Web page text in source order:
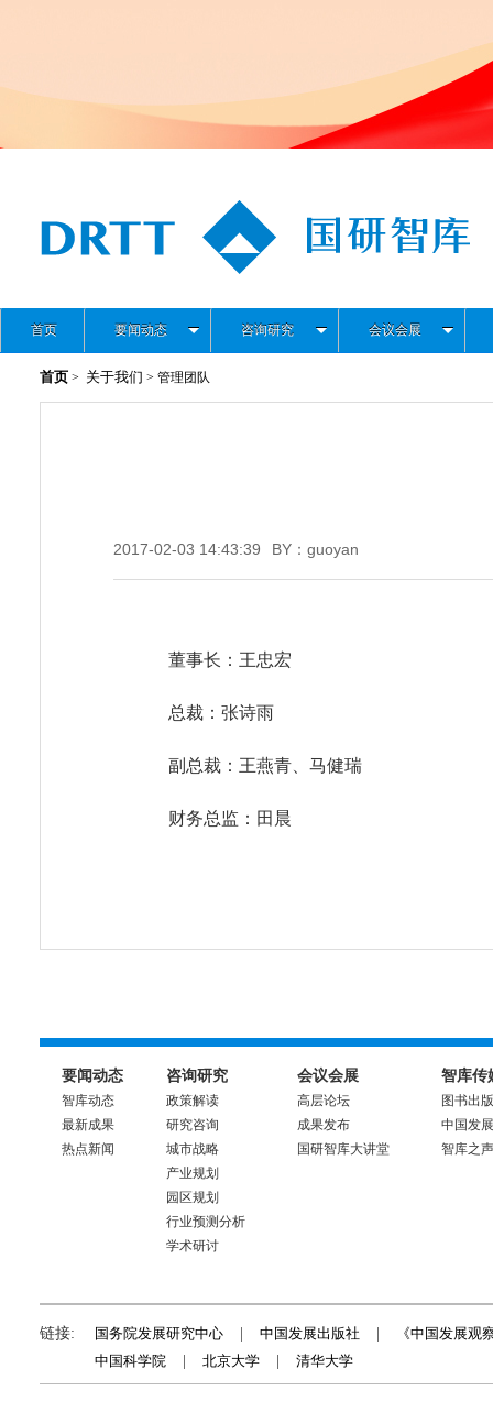
首页 要闻动态 咨询研究 会议会展
首页 > 关于我们 > 管理团队
2017-02-03 14:43:39 BY：guoyan
董事长：王忠宏
总裁：张诗雨
副总裁：王燕青、马健瑞
财务总监：田晨
要闻动态
智库动态
最新成果
热点新闻
咨询研究
政策解读
研究咨询
城市战略
产业规划
园区规划
行业预测分析
学术研讨
会议会展
高层论坛
成果发布
国研智库大讲堂
智库传
图书出版
中国发
智库之声
链接: 国务院发展研究中心 中国发展出版社
《中国发展观
中国科学院
北京大学 清华大学